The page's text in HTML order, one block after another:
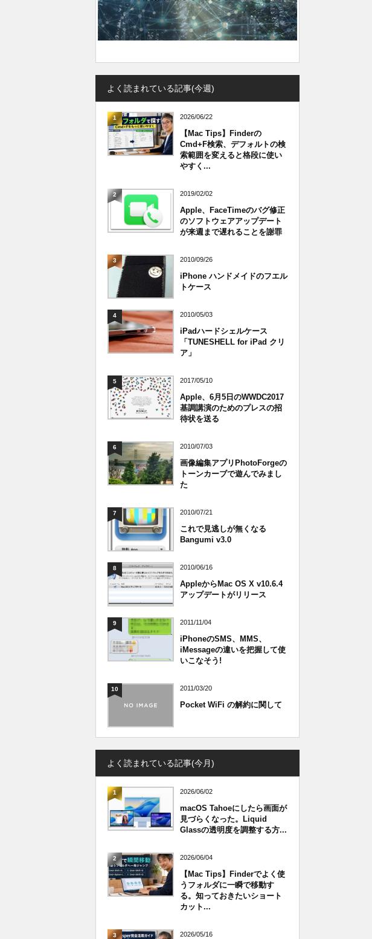
よく読まれている記事(今週)
1 2026/06/22
【Mac Tips】Finderの
Cmd+F検索、デフォルトの検
索範囲を変えると格段に使い
やすく...
2 2019/02/02
Apple、FaceTimeのバグ修正
のソフトウェアアップデート
が来週まで遅れることを謝罪
3 2010/09/26
iPhone ハンドメイドのフエル
トケース
4 2010/05/03
iPadハードシェルケース
「TUNESHELL for iPad クリ
ア」
5 2017/05/10
Apple、6月5日のWWDC2017
基調講演のためのプレスの招
待状を送る
6 2010/07/03
画像編集アプリPhotoForgeの
トーンカーブで遊んでみまし
た
7 2010/07/21
これで見逃しが無くなる
Bangumi v3.0
8 2010/06/16
AppleからMac OS X v10.6.4
アップデートがリリース
9 2011/11/04
iPhoneのSMS、MMS、
iMessageの違いを把握して使
いこなそう!
10 2011/03/20
Pocket WiFi の解約に関して
よく読まれている記事(今月)
1 2026/06/02
macOS Tahoeにしたら画面が
見づらくなった。Liquid
Glassの透明度を調整する方...
2 2026/06/04
【Mac Tips】Finderでよく使
うフォルダに一瞬で移動す
る。知っておきたいショート
カット...
3 2026/05/16